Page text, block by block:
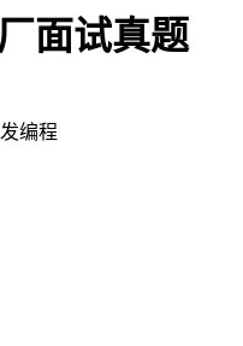
面试真题
编程